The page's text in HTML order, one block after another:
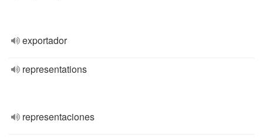
exportador
representations
representaciones